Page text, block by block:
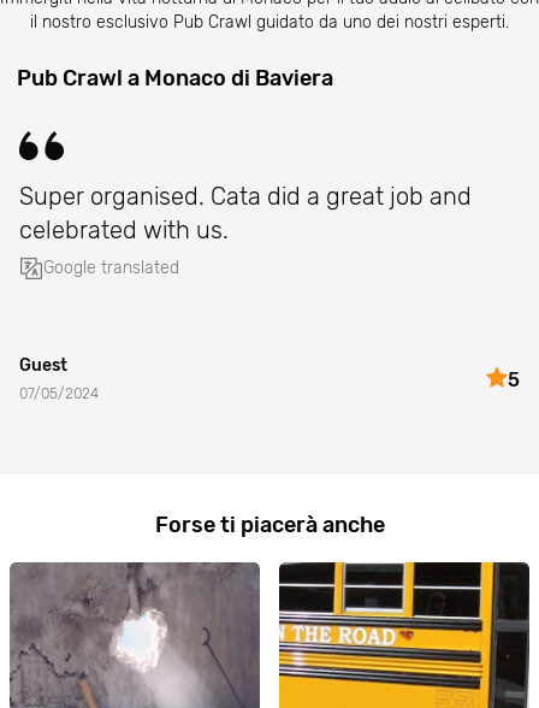
il nostro esclusivo Pub Crawl guidato da uno dei nostri esperti.
Pub Crawl a Monaco di Baviera
Super organised. Cata did a great job and
celebrated with us.
Google translated
Guest
07/05/2024
5
Forse ti piacerà anche